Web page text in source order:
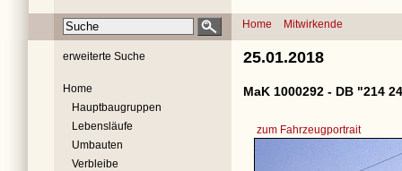
Home Mitwirkende
erweiterte Suche
Home
Hauptbaugruppen
Lebensläufe
Umbauten
Verbleibe
25.01.2018
MaK 1000292 - DB "214
zum Fahrzeugportrait